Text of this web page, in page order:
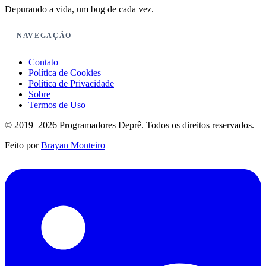
Depurando a vida, um bug de cada vez.
NAVEGAÇÃO
Contato
Política de Cookies
Política de Privacidade
Sobre
Termos de Uso
© 2019–2026 Programadores Deprê. Todos os direitos reservados.
Feito por Brayan Monteiro